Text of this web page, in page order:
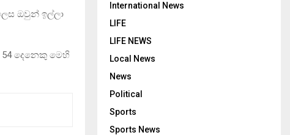
ඔවුන් ඉල්ලා
දෙනෙකු මෙහි
International News
LIFE
LIFE NEWS
Local News
News
Political
Sports
Sports News